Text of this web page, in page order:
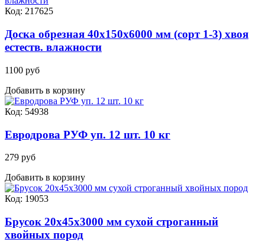
Код: 217625
Доска обрезная 40х150х6000 мм (сорт 1-3) хвоя
естеств. влажности
1100 руб
Добавить в корзину
Код: 54938
Евродрова РУФ уп. 12 шт. 10 кг
279 руб
Добавить в корзину
Код: 19053
Брусок 20х45х3000 мм сухой строганный
хвойных пород